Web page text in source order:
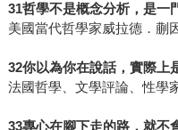
31哲學不是概念分析，是一
美國當代哲學家威拉德．蒯
32你以為你在說話，實際上
法國哲學、文學評論、性學
33專心在腳下走的路，就不